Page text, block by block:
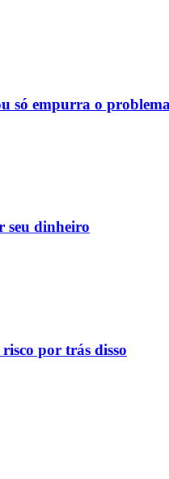
só empurra o
seu dinheiro
por trás disso